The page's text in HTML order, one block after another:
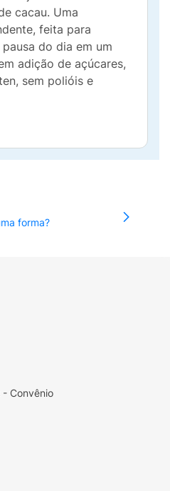
cacau. Uma
feita para
do dia em um
adição de açúcares,
sem polióis e
forma?
Convênio